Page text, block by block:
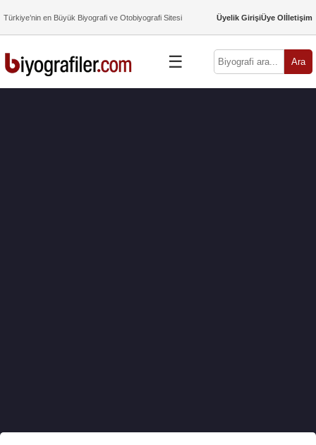
Türkiye’nin en Büyük Biyografi ve Otobiyografi Sitesi Üyelik GirişiÜye Olİletişim
☰ Ara